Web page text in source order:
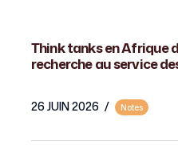
Think tanks en Afrique
recherche au service
26 JUIN 2026 / Notes